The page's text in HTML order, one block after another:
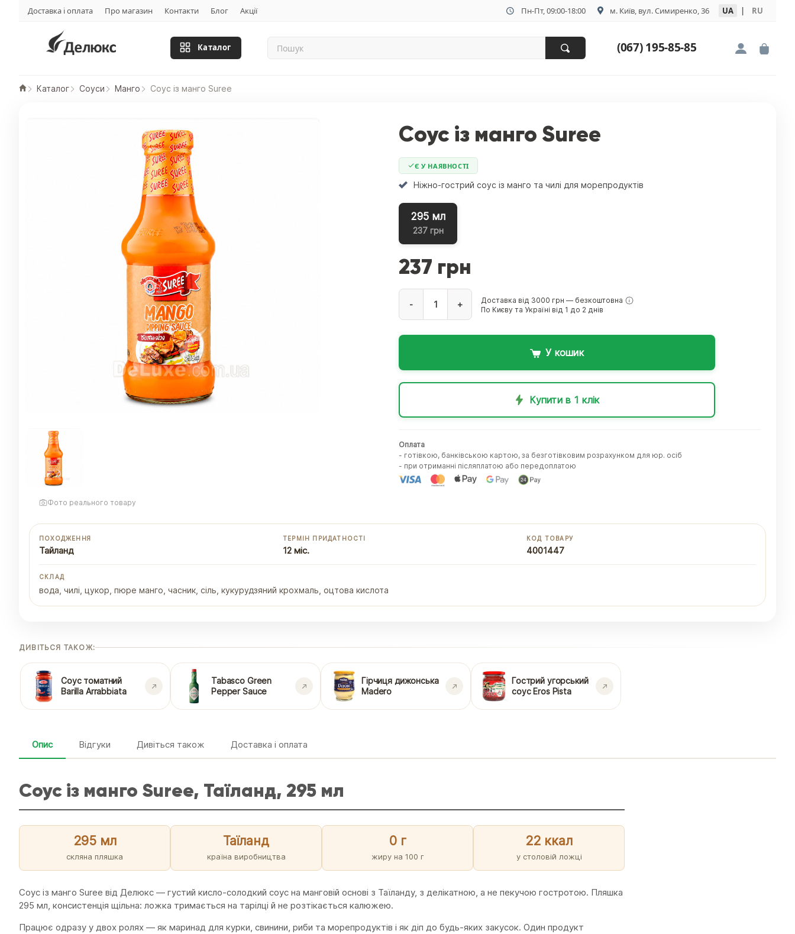
Доставка і оплата Про магазин Контакти Блог Акції Пн-Пт, 09:00-18:00 м. Київ, вул. Симиренко, 36 UA | RU
Каталог (067) 195-85-85
Каталог Соуси Манго Соус із манго Suree
Фото реального товару
Соус із манго Suree
Є У НАЯВНОСТІ
Ніжно-гострий соус із манго та чилі для морепродуктів
295 мл
237 грн
237 грн
- +
Доставка від 3000 грн — безкоштовна
По Києву та Україні від 1 до 2 днів
У кошик
Купити в 1 клік
Оплата
- готівкою, банківською картою, за безготівковим розрахунком для юр. осіб
- при отриманні післяплатою або передоплатою
ПОХОДЖЕННЯ
Тайланд
ТЕРМІН ПРИДАТНОСТІ
12 міс.
КОД ТОВАРУ
4001447
СКЛАД
вода, чилі, цукор, пюре манго, часник, сіль, кукурудзяний крохмаль, оцтова кислота
ДИВІТЬСЯ ТАКОЖ:
Соус томатний
Barilla Arrabbiata
Tabasco Green
Pepper Sauce
Гірчиця дижонська
Madero
Гострий угорський
соус Eros Pista
Опис Відгуки Дивіться також Доставка і оплата
Соус із манго Suree, Таїланд, 295 мл
295 мл
скляна пляшка
Таїланд
країна виробництва
0 г
жиру на 100 г
22 ккал
у столовій ложці
Соус із манго Suree від Делюкс — густий кисло-солодкий соус на манговій основі з Таїланду, з делікатною, а не пекучою гостротою. Пляшка
295 мл, консистенція щільна: ложка тримається на тарілці й не розтікається калюжею.
Працює одразу у двох ролях — як маринад для курки, свинини, риби та морепродуктів і як діп до будь-яких закусок. Один продукт